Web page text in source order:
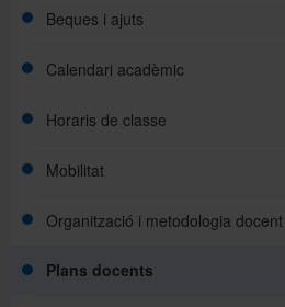
Beques i ajuts
Calendari acadèmic
Horaris de classe
Mobilitat
Organització i metodologia docent
Plans docents